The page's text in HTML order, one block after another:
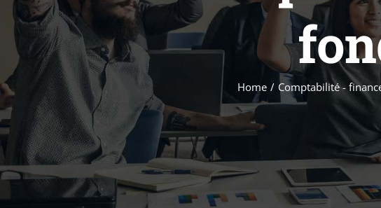
Home / Comptabilité -